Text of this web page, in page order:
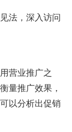
，深入访问
营业推广之
量推广效果，
以分析出促销